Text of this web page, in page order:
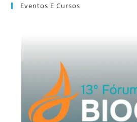
Eventos E Cursos